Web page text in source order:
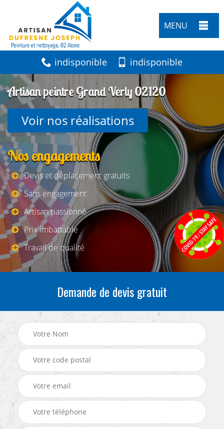
MENU
indisponible indisponible
Artisan peintre Grand Verly 02120
Voir nos réalisations
Nos engagements
Devis et déplacement gratuits
Sans engagement
Artisan passionné
Prix imbattable
Travail de qualité
Demande de devis gratuit